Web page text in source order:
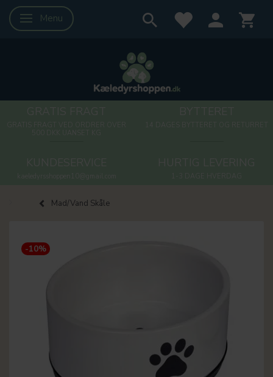
Skifte navigation
Menu
Mad/Vand Skåle
-10%